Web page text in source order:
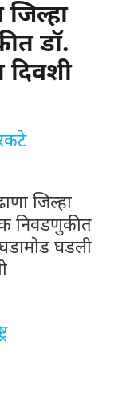
डॉ.
दिवशी
जिल्हा
निवडणुकीत
घडली